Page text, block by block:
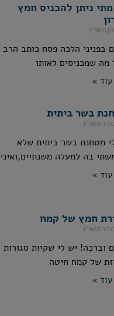
ניתן להכניס חמץ
תשפ״ו
בפניני הלכה פסח כותב הרב
מה שמכניסים לאותו
»
בשר ביתית
תשפ״ו
מטחנת בשר ביתית שלא
בה למעלה משנתיים,ואיני
»
חמץ של קמח
תשפ״ו
וברכה! יש לי שקיות סגורות
של קמח חיטה
»